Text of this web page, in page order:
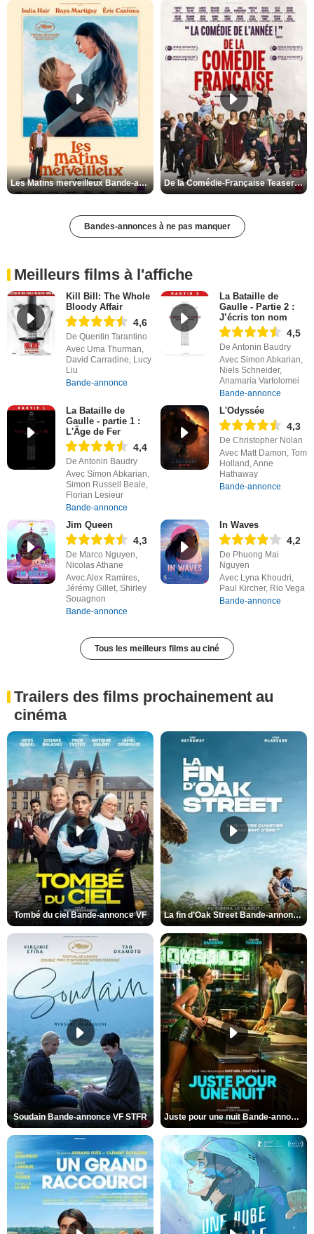
Les Matins merveilleux Bande-annonce VF De la Comédie-Française Teaser VF
Bandes-annonces à ne pas manquer
Meilleurs films à l'affiche
Kill Bill: The Whole
Bloody Affair
4,6
De Quentin Tarantino
Avec Uma Thurman,
David Carradine, Lucy
Liu
Bande-annonce
La Bataille de
Gaulle - Partie 2 :
J’écris ton nom
4,5
De Antonin Baudry
Avec Simon Abkarian,
Niels Schneider,
Anamaria Vartolomei
Bande-annonce
La Bataille de
Gaulle - partie 1 :
L'Âge de Fer
4,4
De Antonin Baudry
Avec Simon Abkarian,
Simon Russell Beale,
Florian Lesieur
Bande-annonce
L'Odyssée
4,3
De Christopher Nolan
Avec Matt Damon, Tom
Holland, Anne
Hathaway
Bande-annonce
Jim Queen
4,3
De Marco Nguyen,
Nicolas Athane
Avec Alex Ramires,
Jérémy Gillet, Shirley
Souagnon
Bande-annonce
In Waves
4,2
De Phuong Mai
Nguyen
Avec Lyna Khoudri,
Paul Kircher, Rio Vega
Bande-annonce
Tous les meilleurs films au ciné
Trailers des films prochainement au
cinéma
Tombé du ciel Bande-annonce VF La fin d’Oak Street Bande-annonce VO STFR
Soudain Bande-annonce VF STFR Juste pour une nuit Bande-annonce VO STFR